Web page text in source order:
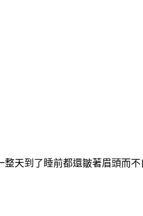
天到了睡前都還皺著眉頭而